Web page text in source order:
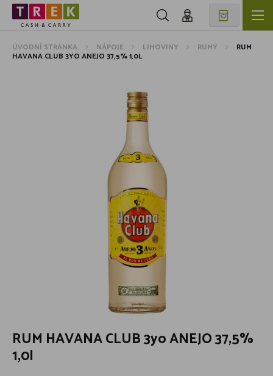
ÚVODNÍ STRÁNKA NÁPOJE LIHOVINY RUMY RUM
HAVANA CLUB 3YO ANEJO 37,5% 1,0L
RUM HAVANA CLUB 3yo ANEJO 37,5%
1,0l